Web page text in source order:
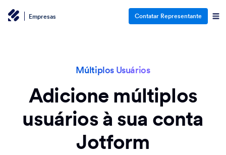
Empresas Contatar Representante
Múltiplos Usuários
Adicione múltiplos
usuários à sua conta
Jotform